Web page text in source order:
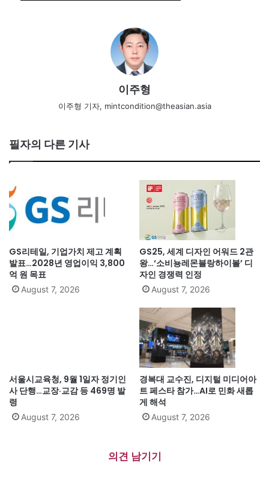
이주형
이주형 기자, mintcondition@theasian.asia
필자의 다른 기사
GS리테일, 기업가치 제고 계획
발표…2028년 영업이익 3,800
억 원 목표
August 7, 2026
GS25, 세계 디자인 어워드 2관
왕…‘소비뇽레몬블랑하이볼’ 디
자인 경쟁력 인정
August 7, 2026
서울시교육청, 9월 1일자 정기인
사 단행…교장·교감 등 469명 발
령
August 7, 2026
경복대 교수진, 디지털 미디어아
트 페스타 참가…AI로 민화 새롭
게 해석
August 7, 2026
의견 남기기